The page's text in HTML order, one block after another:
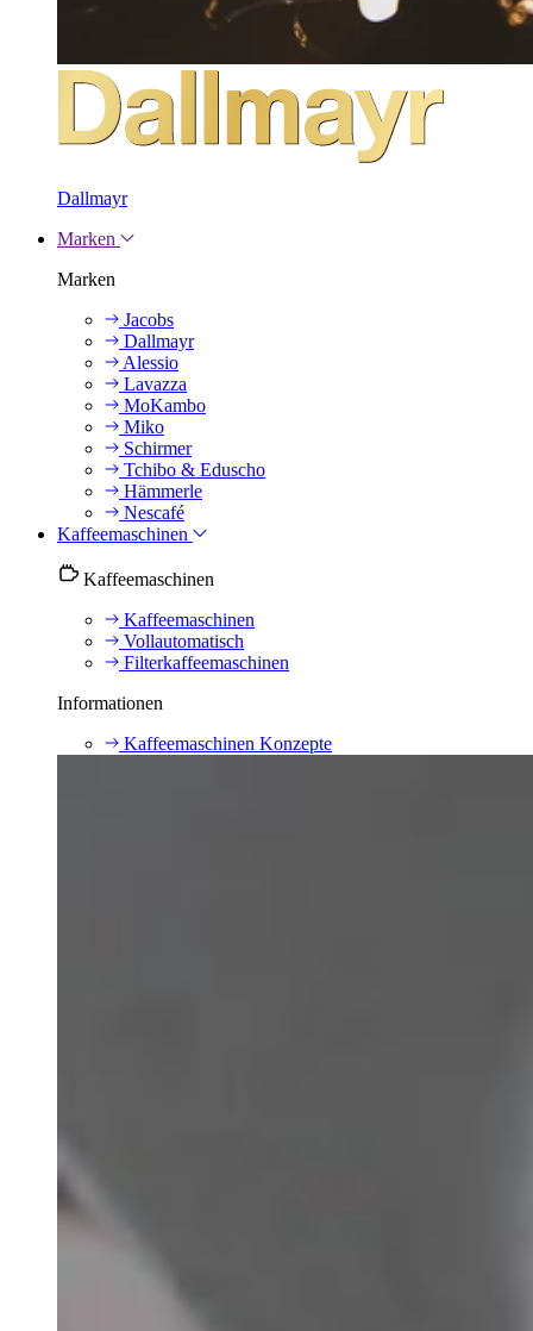
Dallmayr
Marken
Marken
Jacobs
Dallmayr
Alessio
Lavazza
MoKambo
Miko
Schirmer
Tchibo & Eduscho
Hämmerle
Nescafé
Kaffeemaschinen
Kaffeemaschinen
Kaffeemaschinen
Vollautomatisch
Filterkaffeemaschinen
Informationen
Kaffeemaschinen Konzepte